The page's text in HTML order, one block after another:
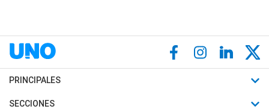
PRINCIPALES
Últimas Noticias
SECCIONES